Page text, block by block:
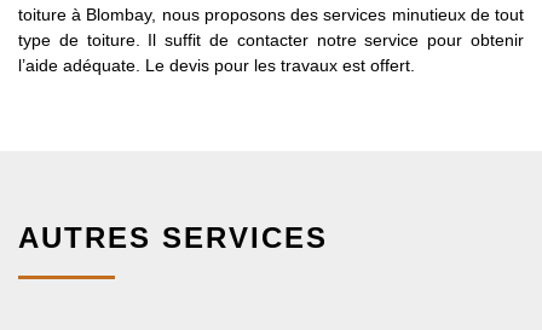
toiture à Blombay, nous proposons des services minutieux de tout
type de toiture. Il suffit de contacter notre service pour obtenir
l’aide adéquate. Le devis pour les travaux est offert.
AUTRES SERVICES